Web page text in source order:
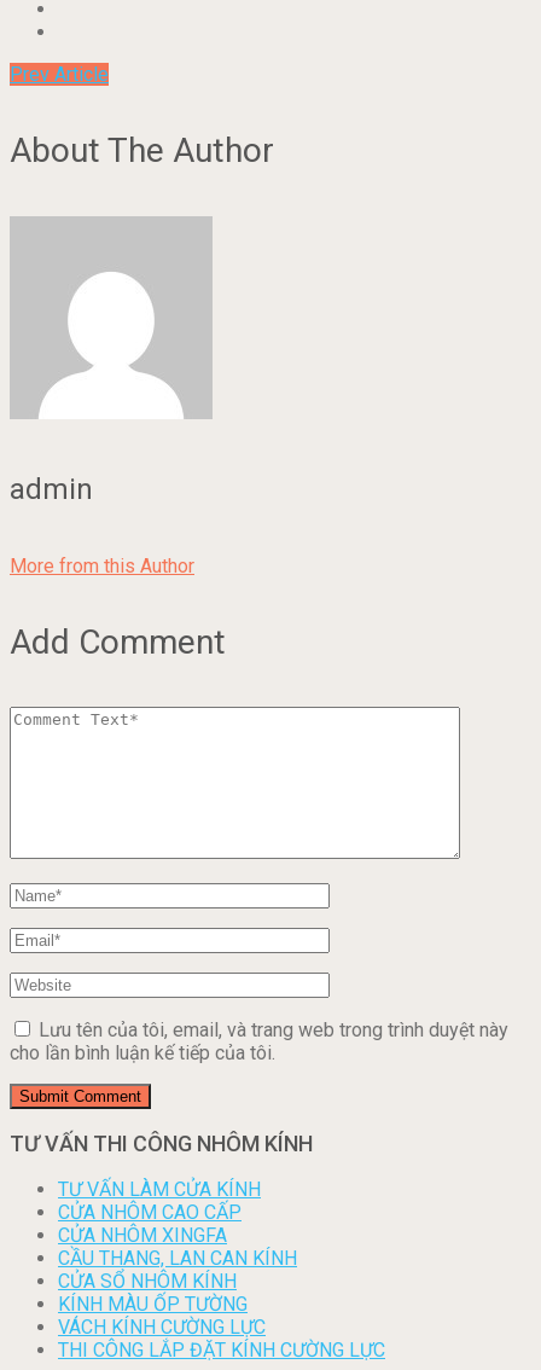
Prev Article
About The Author
admin
More from this Author
Add Comment
Lưu tên của tôi, email, và trang web trong trình duyệt này
cho lần bình luận kế tiếp của tôi.
TƯ VẤN THI CÔNG NHÔM KÍNH
TƯ VẤN LÀM CỬA KÍNH
CỬA NHÔM CAO CẤP
CỬA NHÔM XINGFA
CẦU THANG, LAN CAN KÍNH
CỬA SỔ NHÔM KÍNH
KÍNH MÀU ỐP TƯỜNG
VÁCH KÍNH CƯỜNG LỰC
THI CÔNG LẮP ĐẶT KÍNH CƯỜNG LỰC